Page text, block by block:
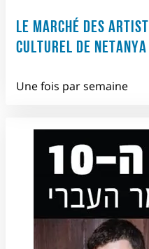
LE MARCHÉ DES
CULTUREL DE NETANYA
Une fois par semaine